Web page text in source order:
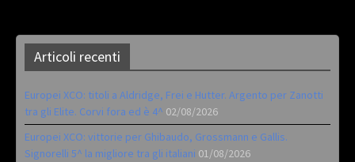
Articoli recenti
Europei XCO: titoli a Aldridge, Frei e Hutter. Argento per Zanotti
tra gli Elite. Corvi fora ed è 4^ 02/08/2026
Europei XCO: vittorie per Ghibaudo, Grossmann e Gallis.
Signorelli 5^ la migliore tra gli italiani 01/08/2026